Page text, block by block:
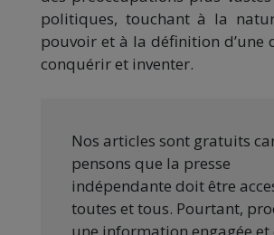
politiques, touchant à la
pouvoir et à la définition d’une
conquérir et inventer.
Nos articles sont gratuits
pensons que la presse
indépendante doit être
toutes et tous. Pourtant,
une information engagée et